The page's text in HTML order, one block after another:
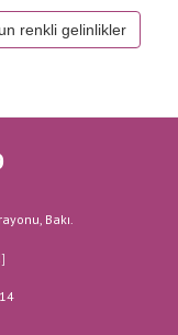
renkli gelinlikler
Bakı.